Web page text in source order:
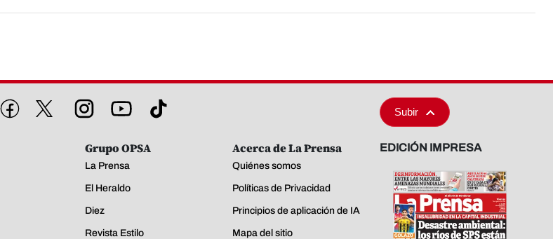
Subir
Grupo OPSA
La Prensa
El Heraldo
Diez
Revista Estilo
Acerca de La Prensa
Quiénes somos
Políticas de Privacidad
Principios de aplicación de IA
Mapa del sitio
EDICIÓN IMPRESA